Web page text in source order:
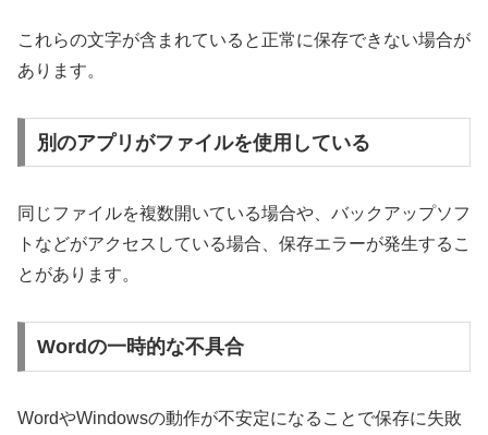
これらの文字が含まれていると正常に保存できない場合が
あります。
別のアプリがファイルを使用している
同じファイルを複数開いている場合や、バックアップソフ
トなどがアクセスしている場合、保存エラーが発生するこ
とがあります。
Wordの一時的な不具合
WordやWindowsの動作が不安定になることで保存に失敗